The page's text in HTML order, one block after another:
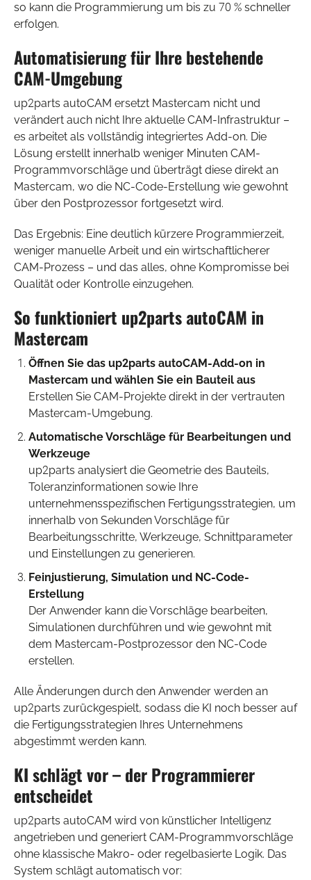
so kann die Programmierung um bis zu 70 % schneller
erfolgen.
Automatisierung für Ihre bestehende
CAM-Umgebung
up2parts autoCAM ersetzt Mastercam nicht und
verändert auch nicht Ihre aktuelle CAM-Infrastruktur –
es arbeitet als vollständig integriertes Add-on. Die
Lösung erstellt innerhalb weniger Minuten CAM-
Programmvorschläge und überträgt diese direkt an
Mastercam, wo die NC-Code-Erstellung wie gewohnt
über den Postprozessor fortgesetzt wird.
Das Ergebnis: Eine deutlich kürzere Programmierzeit,
weniger manuelle Arbeit und ein wirtschaftlicherer
CAM-Prozess – und das alles, ohne Kompromisse bei
Qualität oder Kontrolle einzugehen.
So funktioniert up2parts autoCAM in
Mastercam
Öffnen Sie das up2parts autoCAM-Add-on in
Mastercam und wählen Sie ein Bauteil aus
Erstellen Sie CAM-Projekte direkt in der vertrauten
Mastercam-Umgebung.
Automatische Vorschläge für Bearbeitungen und
Werkzeuge
up2parts analysiert die Geometrie des Bauteils,
Toleranzinformationen sowie Ihre
unternehmensspezifischen Fertigungsstrategien, um
innerhalb von Sekunden Vorschläge für
Bearbeitungsschritte, Werkzeuge, Schnittparameter
und Einstellungen zu generieren.
Feinjustierung, Simulation und NC-Code-
Erstellung
Der Anwender kann die Vorschläge bearbeiten,
Simulationen durchführen und wie gewohnt mit
dem Mastercam-Postprozessor den NC-Code
erstellen.
Alle Änderungen durch den Anwender werden an
up2parts zurückgespielt, sodass die KI noch besser auf
die Fertigungsstrategien Ihres Unternehmens
abgestimmt werden kann.
KI schlägt vor – der Programmierer
entscheidet
up2parts autoCAM wird von künstlicher Intelligenz
angetrieben und generiert CAM-Programmvorschläge
ohne klassische Makro- oder regelbasierte Logik. Das
System schlägt automatisch vor: